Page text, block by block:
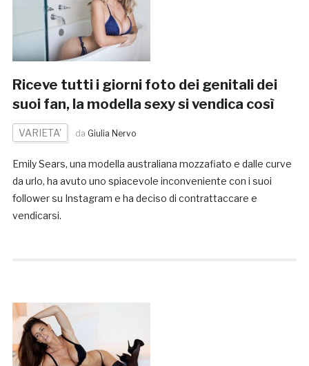
Riceve tutti i giorni foto dei genitali dei
suoi fan, la modella sexy si vendica così
VARIETA' da Giulia Nervo
Emily Sears, una modella australiana mozzafiato e dalle curve
da urlo, ha avuto uno spiacevole inconveniente con i suoi
follower su Instagram e ha deciso di contrattaccare e
vendicarsi.